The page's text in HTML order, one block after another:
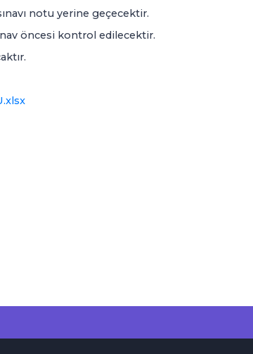
notu yerine geçecektir.
öncesi kontrol edilecektir.